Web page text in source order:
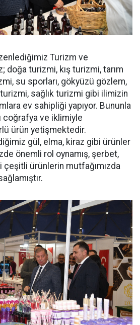
Turizm ve
doğa turizmi, kış turizmi, tarım
su sporları, gökyüzü gözlem,
sağlık turizmi gibi ilimizin
ev sahipliği yapıyor. Bununla
ve iklimiyle
ürün yetişmektedir.
gül, elma, kiraz gibi ürünler
önemli rol oynamış, şerbet,
ürünlerin mutfağımızda